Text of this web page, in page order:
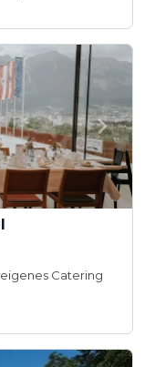
Catering